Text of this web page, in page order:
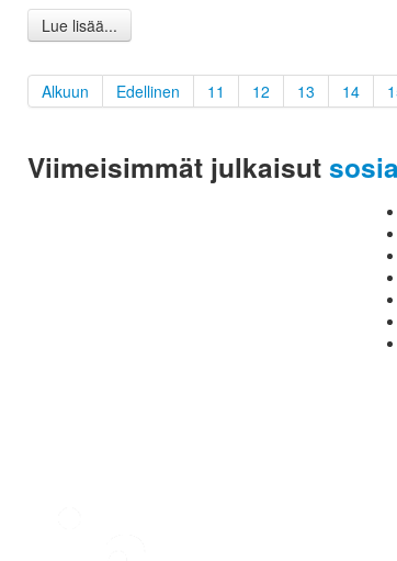
Lue lisää...
Alkuun Edellinen 11 12 13 14
Viimeisimmät julkaisut